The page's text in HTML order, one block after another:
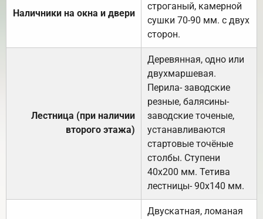
Наличники на окна и двери
строганый, камерной
сушки 70-90 мм. с двух
сторон.
Лестница (при наличии
второго этажа)
Деревянная, одно или
двухмаршевая.
Перила- заводские
резные, балясины-
заводские точеные,
устанавливаются
стартовые точёные
столбы. Ступени
40х200 мм. Тетива
лестницы- 90х140 мм.
Двускатная, ломаная